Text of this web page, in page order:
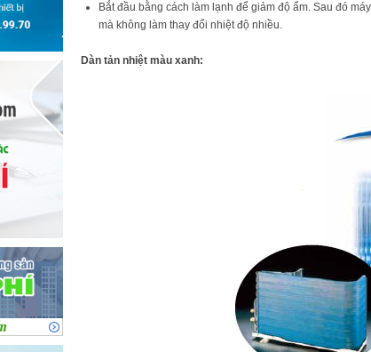
Bắt đầu bằng cách làm lạnh để giảm độ ẩm. Sau đó
mà không làm thay đổi nhiệt độ nhiều.
Dàn tản nhiệt màu xanh: